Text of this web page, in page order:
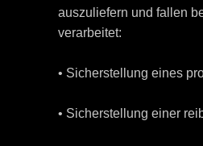
auszuliefern und fallen
verarbeitet:
• Sicherstellung eines
• Sicherstellung einer